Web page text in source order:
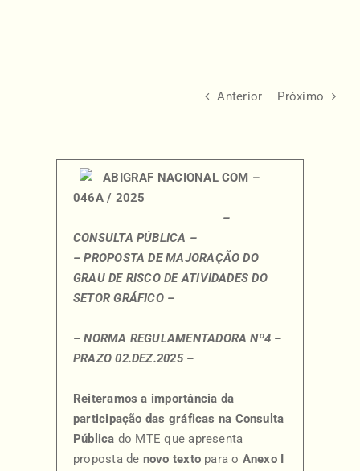
Anterior Próximo
ABIGRAF NACIONAL COM –
046A / 2025
–
CONSULTA PÚBLICA –
– PROPOSTA DE MAJORAÇÃO DO
GRAU DE RISCO DE ATIVIDADES DO
SETOR GRÁFICO –
– NORMA REGULAMENTADORA Nº4 –
PRAZO 02.DEZ.2025 –
Reiteramos a importância da
participação das gráficas na Consulta
Pública do MTE que apresenta
proposta de novo textopara o Anexo I